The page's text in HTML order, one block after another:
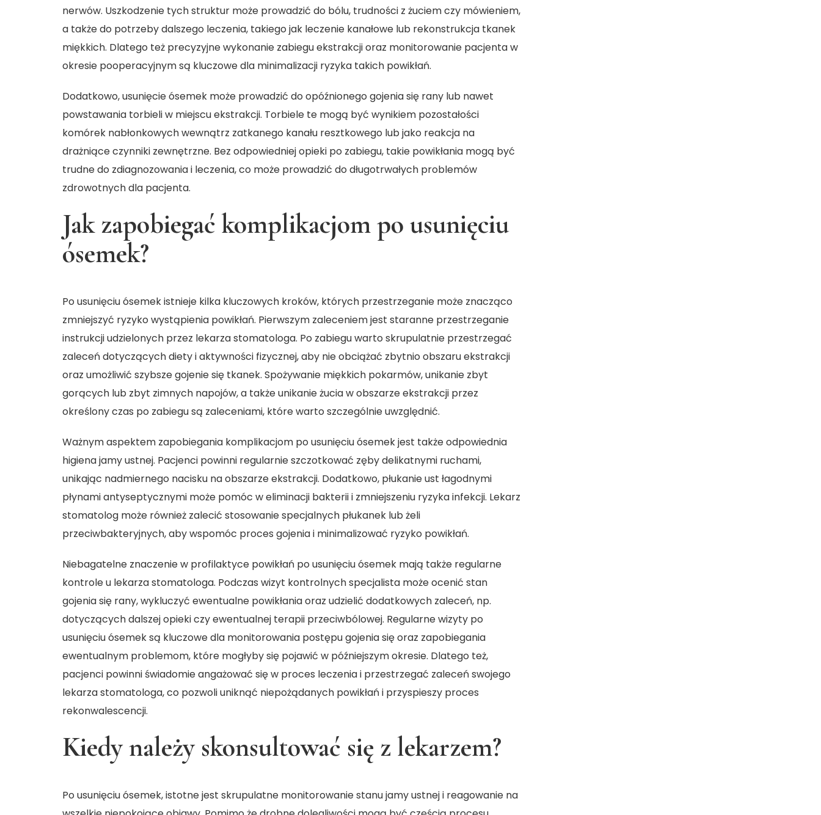
nerwów. Uszkodzenie tych struktur może prowadzić do bólu, trudności z żuciem czy mówieniem,
a także do potrzeby dalszego leczenia, takiego jak leczenie kanałowe lub rekonstrukcja tkanek
miękkich. Dlatego też precyzyjne wykonanie zabiegu ekstrakcji oraz monitorowanie pacjenta w
okresie pooperacyjnym są kluczowe dla minimalizacji ryzyka takich powikłań.
Dodatkowo, usunięcie ósemek może prowadzić do opóźnionego gojenia się rany lub nawet
powstawania torbieli w miejscu ekstrakcji. Torbiele te mogą być wynikiem pozostałości
komórek nabłonkowych wewnątrz zatkanego kanału resztkowego lub jako reakcja na
drażniące czynniki zewnętrzne. Bez odpowiedniej opieki po zabiegu, takie powikłania mogą być
trudne do zdiagnozowania i leczenia, co może prowadzić do długotrwałych problemów
zdrowotnych dla pacjenta.
Jak zapobiegać komplikacjom po usunięciu
ósemek?
Po usunięciu ósemek istnieje kilka kluczowych kroków, których przestrzeganie może znacząco
zmniejszyć ryzyko wystąpienia powikłań. Pierwszym zaleceniem jest staranne przestrzeganie
instrukcji udzielonych przez lekarza stomatologa. Po zabiegu warto skrupulatnie przestrzegać
zaleceń dotyczących diety i aktywności fizycznej, aby nie obciążać zbytnio obszaru ekstrakcji
oraz umożliwić szybsze gojenie się tkanek. Spożywanie miękkich pokarmów, unikanie zbyt
gorących lub zbyt zimnych napojów, a także unikanie żucia w obszarze ekstrakcji przez
określony czas po zabiegu są zaleceniami, które warto szczególnie uwzględnić.
Ważnym aspektem zapobiegania komplikacjom po usunięciu ósemek jest także odpowiednia
higiena jamy ustnej. Pacjenci powinni regularnie szczotkować zęby delikatnymi ruchami,
unikając nadmiernego nacisku na obszarze ekstrakcji. Dodatkowo, płukanie ust łagodnymi
płynami antyseptycznymi może pomóc w eliminacji bakterii i zmniejszeniu ryzyka infekcji. Lekarz
stomatolog może również zalecić stosowanie specjalnych płukanek lub żeli
przeciwbakteryjnych, aby wspomóc proces gojenia i minimalizować ryzyko powikłań.
Niebagatelne znaczenie w profilaktyce powikłań po usunięciu ósemek mają także regularne
kontrole u lekarza stomatologa. Podczas wizyt kontrolnych specjalista może ocenić stan
gojenia się rany, wykluczyć ewentualne powikłania oraz udzielić dodatkowych zaleceń, np.
dotyczących dalszej opieki czy ewentualnej terapii przeciwbólowej. Regularne wizyty po
usunięciu ósemek są kluczowe dla monitorowania postępu gojenia się oraz zapobiegania
ewentualnym problemom, które mogłyby się pojawić w późniejszym okresie. Dlatego też,
pacjenci powinni świadomie angażować się w proces leczenia i przestrzegać zaleceń swojego
lekarza stomatologa, co pozwoli uniknąć niepożądanych powikłań i przyspieszy proces
rekonwalescencji.
Kiedy należy skonsultować się z lekarzem?
Po usunięciu ósemek, istotne jest skrupulatne monitorowanie stanu jamy ustnej i reagowanie na